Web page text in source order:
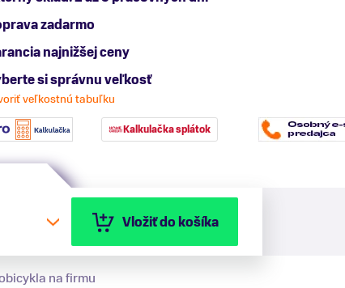
zadarmo
najnižšej ceny
si správnu veľkosť
veľkostnú tabuľku
Kalkulačka splátok
Vložiť do košíka
na firmu